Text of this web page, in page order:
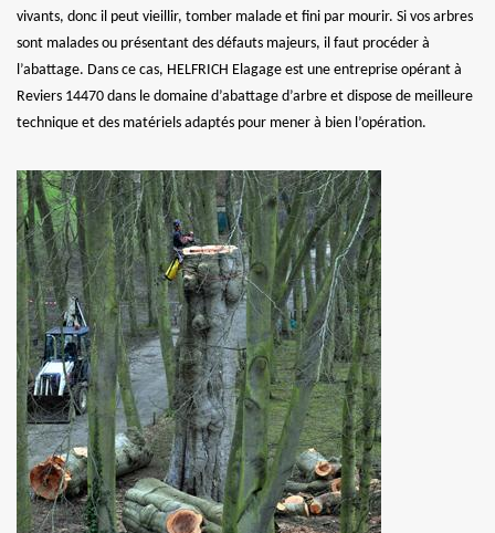
vivants, donc il peut vieillir, tomber malade et fini par mourir. Si vos arbres
sont malades ou présentant des défauts majeurs, il faut procéder à
l’abattage. Dans ce cas, HELFRICH Elagage est une entreprise opérant à
Reviers 14470 dans le domaine d’abattage d’arbre et dispose de meilleure
technique et des matériels adaptés pour mener à bien l’opération.